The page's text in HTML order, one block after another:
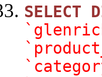
SELECT